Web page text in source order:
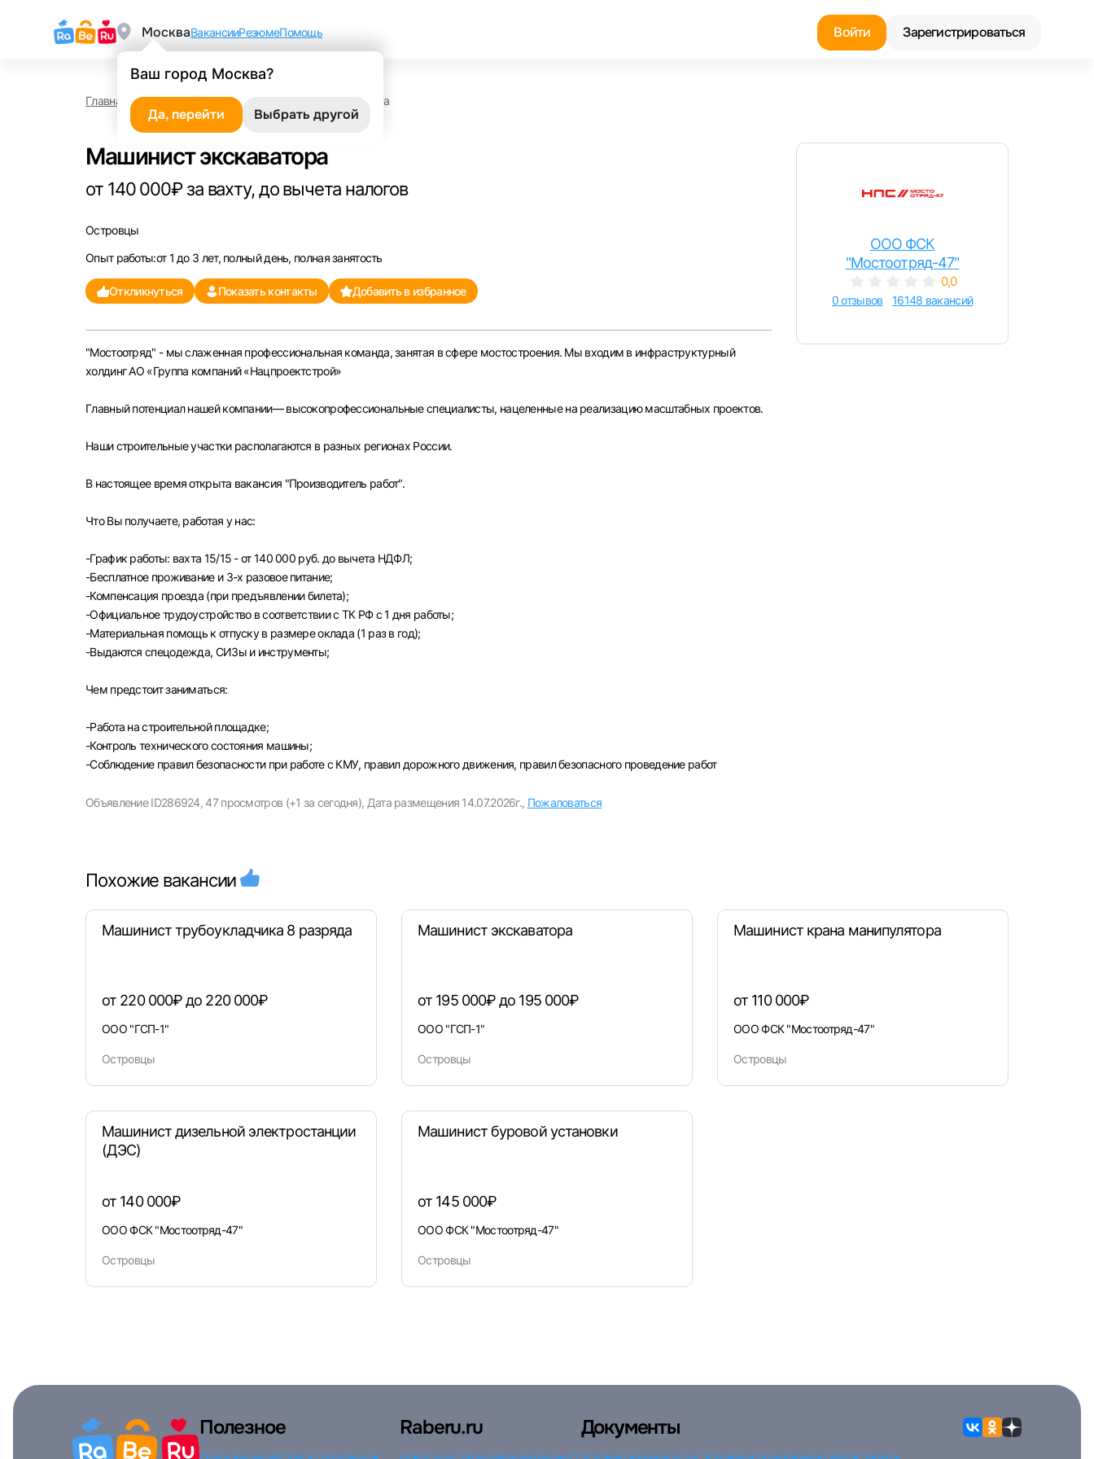
Москва
Ваш город Москва?
Да, перейти Выбрать другой
ВакансииРезюмеПомощь Войти Зарегистрироваться
Войдите в личный кабинет, чтобы просматривать
вакансии с контактами и оставлять отклики
Войти с VK ID
Вход по коду
Главная Работа в Островцах Машинист экскаватора
Машинист экскаватора
от 140 000₽ за вахту, до вычета налогов
Островцы
Опыт работы:от 1 до 3 лет, полный день, полная занятость
Откликнуться Показать контакты Добавить в избранное
"Мостоотряд" - мы слаженная профессиональная команда, занятая в сфере мостостроения. Мы входим в инфраструктурный
холдинг АО «Группа компаний «Нацпроектстрой»
Главный потенциал нашей компании— высокопрофессиональные специалисты, нацеленные на реализацию масштабных проектов.
Наши строительные участки располагаются в разных регионах России.
В настоящее время открыта вакансия "Производитель работ".
Что Вы получаете, работая у нас:
-График работы: вахта 15/15 - от 140 000 руб. до вычета НДФЛ;
-Бесплатное проживание и 3-х разовое питание;
-Компенсация проезда (при предъявлении билета);
-Официальное трудоустройство в соответствии с ТК РФ с 1 дня работы;
-Материальная помощь к отпуску в размере оклада (1 раз в год);
-Выдаются спецодежда, СИЗы и инструменты;
Чем предстоит заниматься:
-Paбота на строительной площадке;
-Контроль технического состояния машины;
-Соблюдение правил безопасности при работе с КМУ, правил дорожного движения, правил безопасного проведение работ
Объявление ID286924, 47 просмотров (+1 за сегодня), Дата размещения 14.07.2026г., Пожаловаться
ООО ФСК
"Мостоотряд-47"
0,0
0 отзывов 16148 вакансий
Похожие вакансии
Машинист трубоукладчика 8 разряда
от 220 000₽ до 220 000₽
ООО "ГСП-1"
Островцы
Машинист экскаватора
от 195 000₽ до 195 000₽
ООО "ГСП-1"
Островцы
Машинист крана манипулятора
от 110 000₽
ООО ФСК "Мостоотряд-47"
Островцы
Машинист дизельной электростанции
(ДЭС)
от 140 000₽
ООО ФСК "Мостоотряд-47"
Островцы
Машинист буровой установки
от 145 000₽
ООО ФСК "Мостоотряд-47"
Островцы
Полезное Raberu.ru Документы